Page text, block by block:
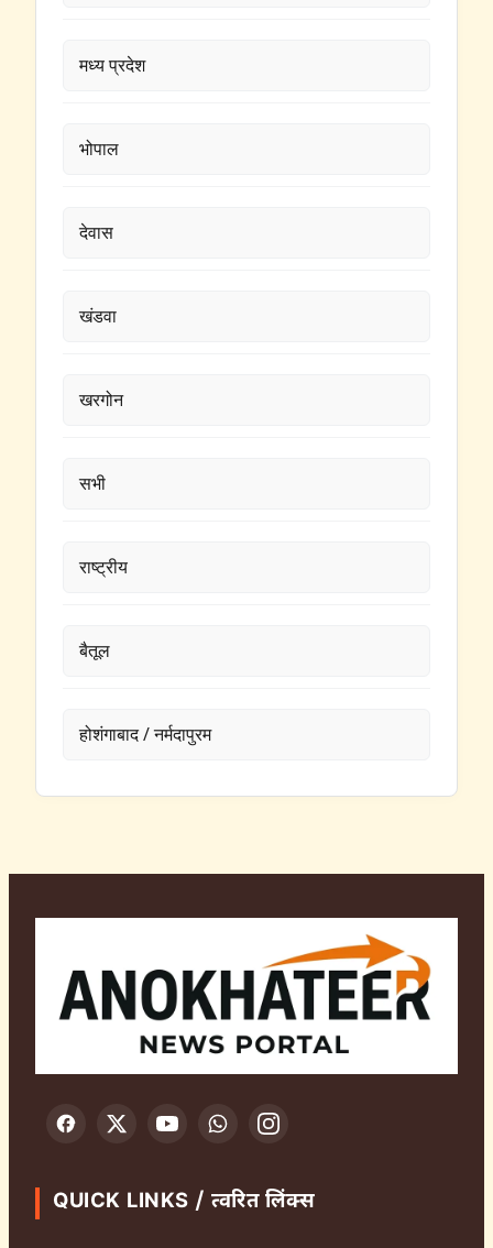
मध्य प्रदेश
भोपाल
देवास
खंडवा
खरगोन
सभी
राष्ट्रीय
बैतूल
होशंगाबाद / नर्मदापुरम
QUICK LINKS / त्वरित लिंक्स